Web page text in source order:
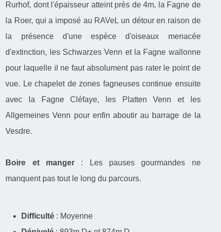
Rurhof, dont l'épaisseur atteint près de 4m, la Fagne de
la Roer, qui a imposé au RAVeL un détour en raison de
la présence d'une espèce d'oiseaux menacée
d'extinction, les Schwarzes Venn et la Fagne wallonne
pour laquelle il ne faut absolument pas rater le point de
vue. Le chapelet de zones fagneuses continue ensuite
avec la Fagne Cléfaye, les Platten Venn et les
Allgemeines Venn pour enfin aboutir au barrage de la
Vesdre.
Boire et manger: Les pauses gourmandes ne
manquent pas tout le long du parcours.
Difficulté : Moyenne